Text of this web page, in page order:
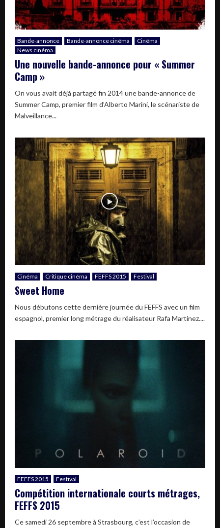
Bande-annonce Bande-annonce cinéma
Cinéma
News cinéma
Une nouvelle bande-annonce pour « Summer
Camp »
On vous avait déjà partagé fin 2014 une bande-annonce de
Summer Camp, premier film d’Alberto Marini, le scénariste de
Malveillance...
Cinéma Critique cinéma FEFFS 2015 Festival
Sweet Home
Nous débutons cette dernière journée du FEFFS avec un film
espagnol, premier long métrage du réalisateur Rafa Martinez....
FEFFS 2015 Festival
Compétition internationale courts métrages,
FEFFS 2015
Ce samedi 26 septembre à Strasbourg, c’est l’occasion de